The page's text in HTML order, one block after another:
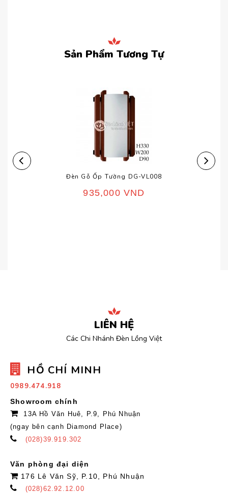
Sản Phẩm Tương Tự
Đèn Gỗ Ốp Tường DG-VL008
935,000 VND
LIÊN HỆ
Các Chi Nhánh Đèn Lồng Việt
HỒ CHÍ MINH
0989.474.918
Showroom chính
13A Hồ Văn Huê, P.9, Phú Nhuận
(ngay bên cạnh Diamond Place)
(028)39.919.302
Văn phòng đại diện
176 Lê Văn Sỹ, P.10, Phú Nhuận
(028)62.92.12.00